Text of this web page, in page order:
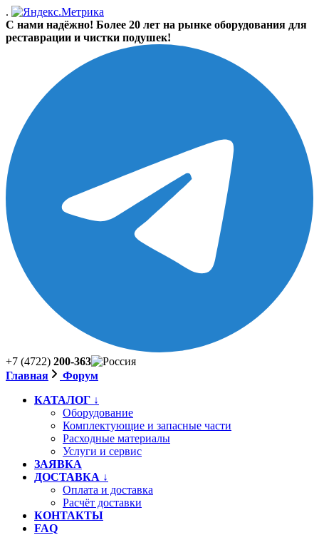
.
С нами надёжно! Более 20 лет на рынке оборудования для
реставрации и чистки подушек!
+7 (4722) 200-363
Главная
Форум
КАТАЛОГ ↓
Оборудование
Комплектующие и запасные части
Расходные материалы
Услуги и сервис
ЗАЯВКА
ДОСТАВКА ↓
Оплата и доставка
Расчёт доставки
КОНТАКТЫ
FAQ